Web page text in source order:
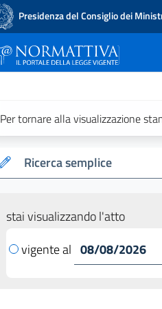
Presidenza del Consiglio dei
Per tornare alla visualizzazione
Ricerca semplice
stai visualizzando l'atto
vigente al